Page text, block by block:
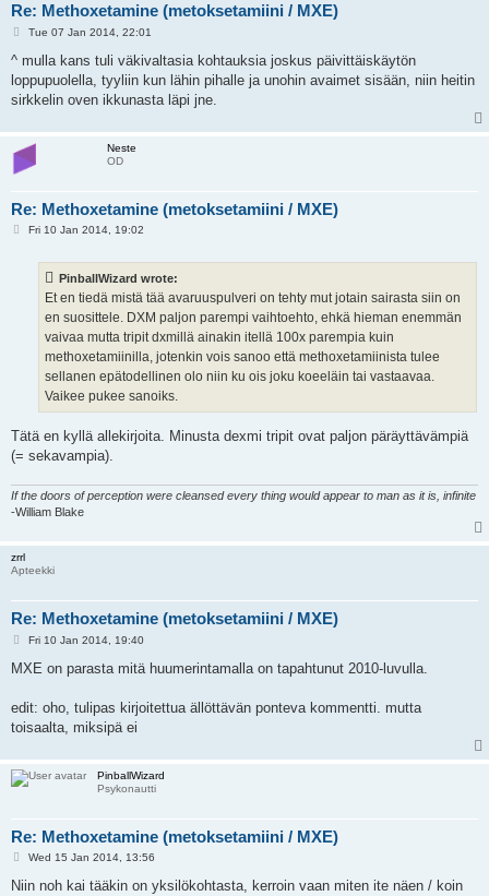
Re: Methoxetamine (metoksetamiini / MXE)
P
s
Tue 07 Jan 2014, 22:01
^ mulla kans tuli väkivaltasia kohtauksia joskus päivittäiskäytön
loppupuolella, tyyliin kun lähin pihalle ja unohin avaimet sisään, niin heitin
sirkkelin oven ikkunasta läpi jne.
Neste
OD
Re: Methoxetamine (metoksetamiini / MXE)
PFri 10 Jan 2014, 19:02
PinballWizard wrote:
Et en tiedä mistä tää avaruuspulveri on tehty mut jotain sairasta siin on
en suosittele. DXM paljon parempi vaihtoehto, ehkä hieman enemmän
vaivaa mutta tripit dxmillä ainakin itellä 100x parempia kuin
methoxetamiinilla, jotenkin vois sanoo että methoxetamiinista tulee
sellanen epätodellinen olo niin ku ois joku koeeläin tai vastaavaa.
Vaikee pukee sanoiks.
Tätä en kyllä allekirjoita. Minusta dexmi tripit ovat paljon päräyttävämpiä
(= sekavampia).
If the doors of perception were cleansed every thing would appear to man as it is, infinite
-William Blake
zrrl
Apteekki
Re: Methoxetamine (metoksetamiini / MXE)
P
s
Fri 10 Jan 2014, 19:40
MXE on parasta mitä huumerintamalla on tapahtunut 2010-luvulla.
edit: oho, tulipas kirjoitettua ällöttävän ponteva kommentti. mutta
toisaalta, miksipä ei
PinballWizard
Psykonautti
Re: Methoxetamine (metoksetamiini / MXE)
P
s
Wed 15 Jan 2014, 13:56
Niin noh kai tääkin on yksilökohtasta, kerroin vaan miten ite näen / koin